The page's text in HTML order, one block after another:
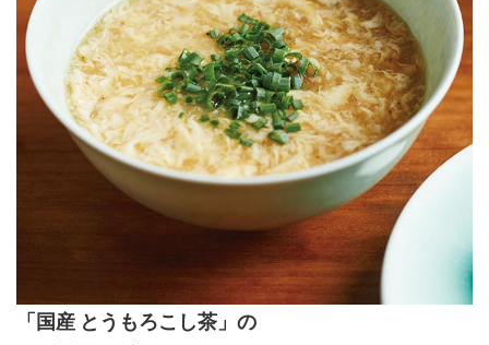
「国産 とうもろこし茶」の